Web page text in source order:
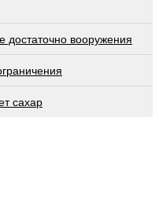
вооружения
сахар